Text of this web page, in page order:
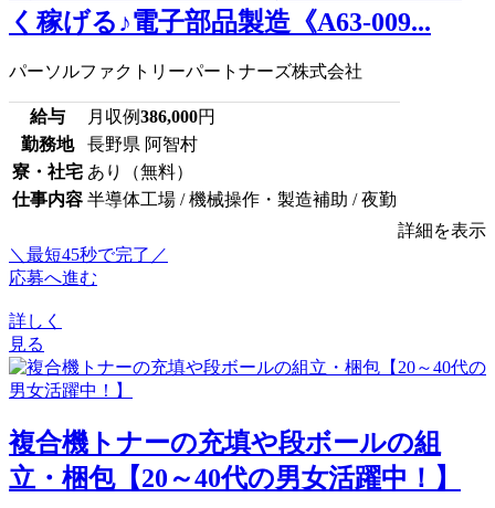
く稼げる♪電子部品製造《A63-009...
パーソルファクトリーパートナーズ株式会社
給与 月収例386,000円
勤務地
長野県 阿智村
寮・社宅 あり（無料）
仕事内容 半導体工場 / 機械操作・製造補助 / 夜勤
詳細を表示
＼最短45秒で完了／
応募へ進む
詳しく
見る
複合機トナーの充填や段ボールの組
立・梱包【20～40代の男女活躍中！】